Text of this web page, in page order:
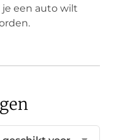
een auto wilt